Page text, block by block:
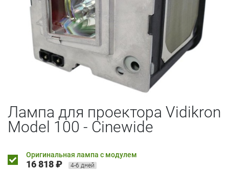
Лампа для проектора Vidikron
Model 100 - Cinewide
Оригинальная лампа с модулем
16 818 ₽ 4-6 дней